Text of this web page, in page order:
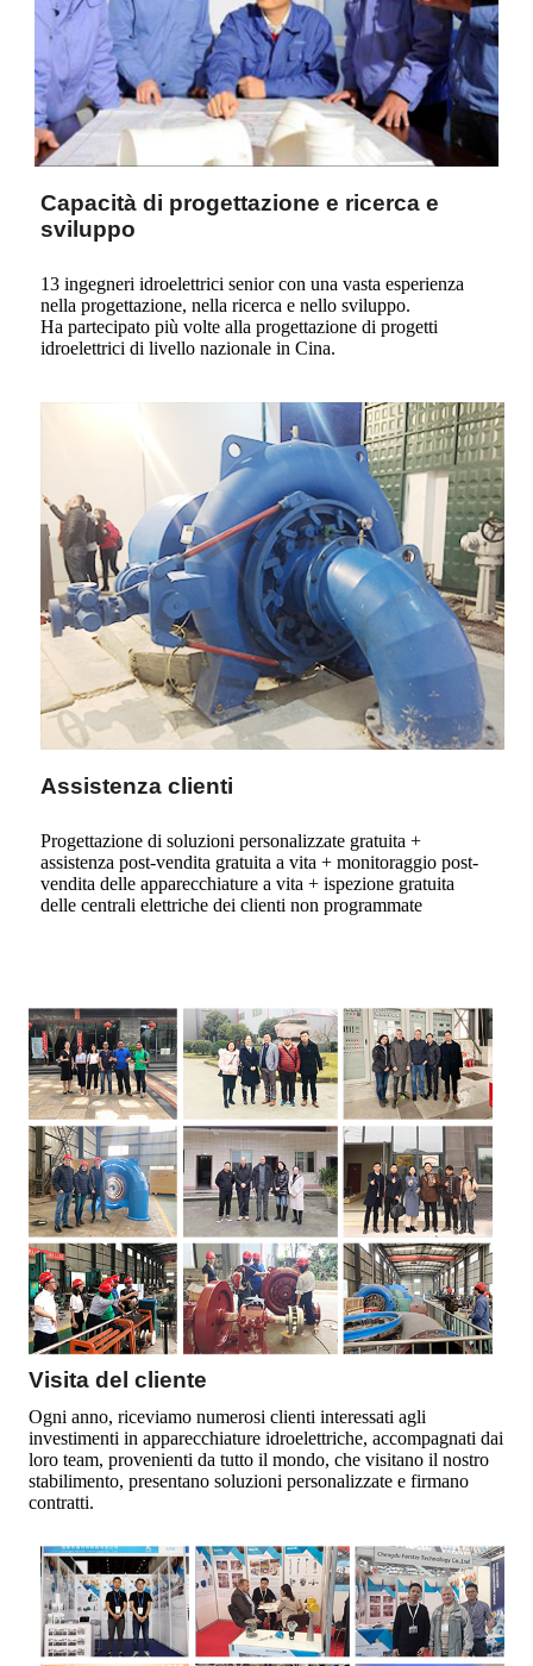
Capacità di progettazione e ricerca e
sviluppo
13 ingegneri idroelettrici senior con una vasta esperienza
nella progettazione, nella ricerca e nello sviluppo.
Ha partecipato più volte alla progettazione di progetti
idroelettrici di livello nazionale in Cina.
Assistenza clienti
Progettazione di soluzioni personalizzate gratuita +
assistenza post-vendita gratuita a vita + monitoraggio post-
vendita delle apparecchiature a vita + ispezione gratuita
delle centrali elettriche dei clienti non programmate
Visita del cliente
Ogni anno, riceviamo numerosi clienti interessati agli
investimenti in apparecchiature idroelettriche, accompagnati dai
loro team, provenienti da tutto il mondo, che visitano il nostro
stabilimento, presentano soluzioni personalizzate e firmano
contratti.